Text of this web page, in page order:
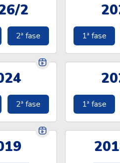
2
2ª fase 1ª fase
2ª fase 1ª fase